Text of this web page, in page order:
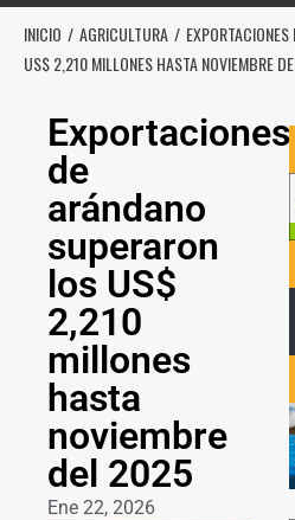
INICIO AGRICULTURA
US$ 2,210 MILLONES HASTA NOVIEMBRE
Exportaciones
de
arándano
superaron
los US$
2,210
millones
hasta
noviembre
del 2025
Ene 22, 2026